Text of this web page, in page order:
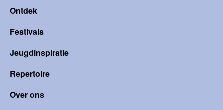
Ontdek
Festivals
Jeugdinspiratie
Repertoire
Over ons